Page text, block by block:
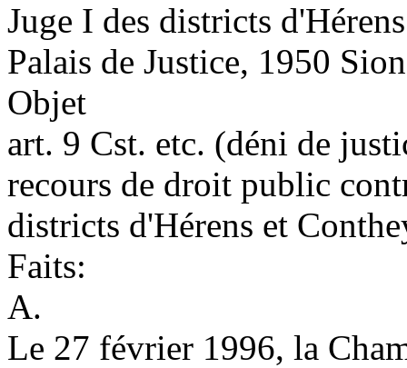
Juge I des districts
Palais de Justice, 1950
Objet
art. 9 Cst. etc. (déni de
recours de droit public
districts d'Hérens et
Faits:
A.
Le 27 février 1996, la